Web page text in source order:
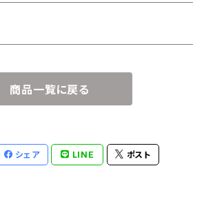
商品一覧に戻る
シェア LINE ポスト